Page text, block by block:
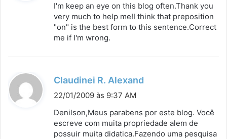
s
e
:
I'm keep an eye on this blog often.Thank you
very much to help me!I think that preposition
"on" is the best form to this sentence.Correct
me if I'm wrong.
Claudinei R. Alexand
s
e
22/01/2009 às 9:37 AM
Denilson,Meus parabens por este blog. Você
escreve com muita propriedade alem de
possuir muita didatica.Fazendo uma pesquisa